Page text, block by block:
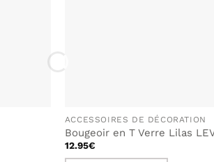
ACCESSOIRES DE DÉCORATION
Bougeoir en T Verre Lilas
12.95€